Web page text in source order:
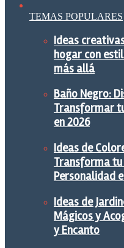
TEMAS POPULARES
Ideas
hogar con
más allá
Baño Negro:
Transformar
en 2026
Ideas de
Transforma tu
Personalidad
Ideas de
Mágicos y
y Encanto